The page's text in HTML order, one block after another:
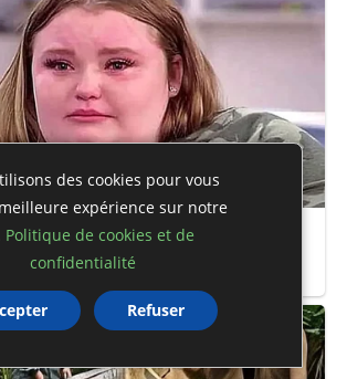
des cookies pour vous
expérience sur notre
Politique de cookies et de
confidentialité
Refuser